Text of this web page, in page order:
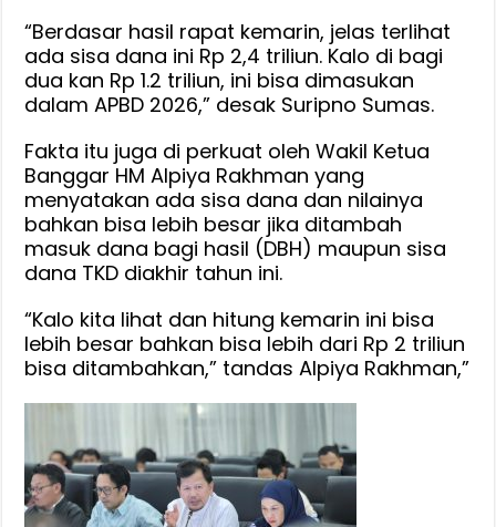
“Berdasar hasil rapat kemarin, jelas terlihat
ada sisa dana ini Rp 2,4 triliun. Kalo di bagi
dua kan Rp 1.2 triliun, ini bisa dimasukan
dalam APBD 2026,” desak Suripno Sumas.
Fakta itu juga di perkuat oleh Wakil Ketua
Banggar HM Alpiya Rakhman yang
menyatakan ada sisa dana dan nilainya
bahkan bisa lebih besar jika ditambah
masuk dana bagi hasil (DBH) maupun sisa
dana TKD diakhir tahun ini.
“Kalo kita lihat dan hitung kemarin ini bisa
lebih besar bahkan bisa lebih dari Rp 2 triliun
bisa ditambahkan,” tandas Alpiya Rakhman,”